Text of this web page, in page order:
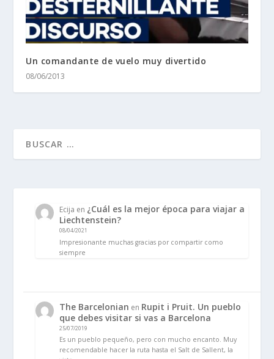
Un comandante de vuelo muy divertido
08/06/2013
Ecija en ¿Cuál es la mejor época para viajar a
Liechtenstein?
08/04/2021
Impresionante muchas gracias por compartir como
siempre
The Barcelonian en Rupit i Pruit. Un pueblo
que debes visitar si vas a Barcelona
25/07/2019
Es un pueblo pequeño, pero con mucho encanto. Muy
recomendable hacer la ruta hasta el Salt de Sallent, la